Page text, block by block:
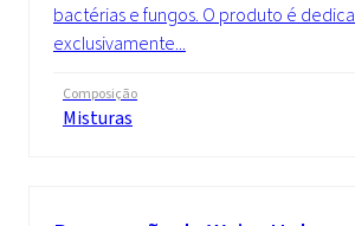
bactérias e fungos. O produto é
exclusivamente...
Composição
Misturas